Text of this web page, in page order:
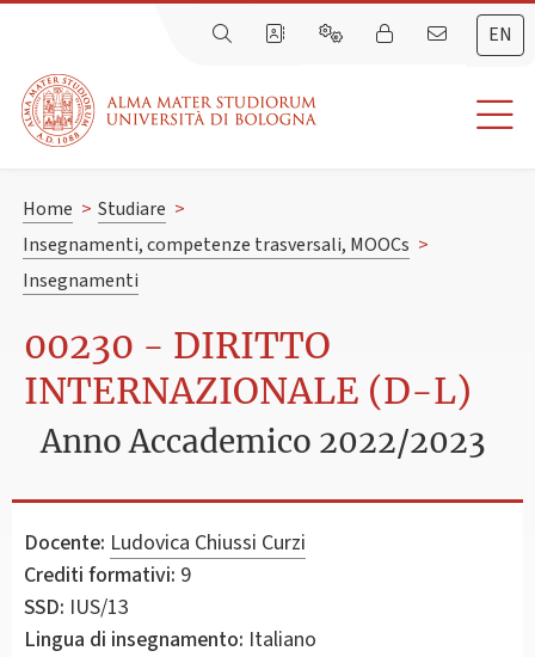
EN
Home > Studiare >
Insegnamenti, competenze trasversali, MOOCs >
Insegnamenti
00230 - DIRITTO
INTERNAZIONALE (D-L)
Anno Accademico 2022/2023
Docente: Ludovica Chiussi Curzi
Crediti formativi: 9
SSD: IUS/13
Lingua di insegnamento: Italiano